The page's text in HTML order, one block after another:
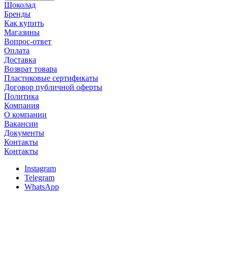
Шоколад
Бренды
Как купить
Магазины
Вопрос-ответ
Оплата
Доставка
Возврат товара
Пластиковые сертификаты
Договор публичной оферты
Политика
Компания
О компании
Вакансии
Документы
Контакты
Контакты
Instagram
Telegram
WhatsApp